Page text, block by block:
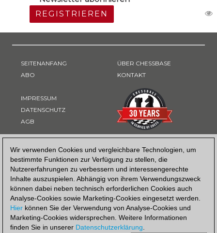
Wir verwenden Cookies und vergleichbare Technologien, um
bestimmte Funktionen zur Verfügung zu stellen, die
Nutzererfahrungen zu verbessern und interessengerechte
Inhalte auszuspielen. Abhängig von ihrem Verwendungszweck
können dabei neben technisch erforderlichen Cookies auch
Analyse-Cookies sowie Marketing-Cookies eingesetzt werden.
Hier können Sie der Verwendung von Analyse-Cookies und
Marketing-Cookies widersprechen. Weitere Informationen
finden Sie in unserer Datenschutzerklärung.
REGISTRIEREN
SEITENANFANG
ABO
IMPRESSUM
DATENSCHUTZ
AGB
ÜBER CHESSBASE
KONTAKT
ZAHLUNGSART